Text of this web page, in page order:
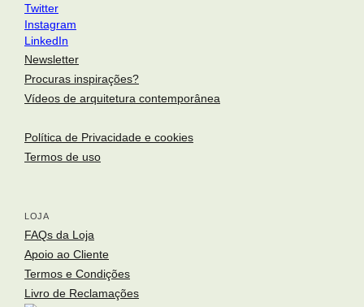
o fotógrafo
arquitetos
Twitter
Instagram
LinkedIn
Newsletter
Procuras inspirações?
Vídeos de arquitetura contemporânea
Política de Privacidade e cookies
Termos de uso
LOJA
FAQs da Loja
Apoio ao Cliente
Termos e Condições
Livro de Reclamações